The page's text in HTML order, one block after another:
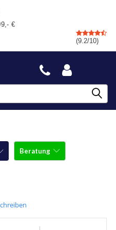
€
✓Danach zahlen
(9.2/10)
Beratung